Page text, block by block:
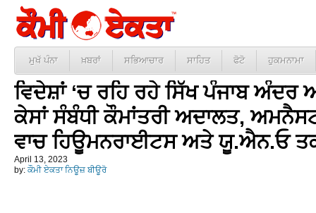
ਮੁਖੱ ਪੰਨਾ ਖ਼ਬਰਾਂ ਸਭਿਆਚਾਰ ਸਾਹਿਤ ਫੋਟੋ ਹੁਕਮਨਾਮਾ
ਵਿਦੇਸ਼ਾਂ ‘ਚ ਰਹਿ ਰਹੇ ਸਿੱਖ ਪੰਜਾਬ ਅੰਦਰ
ਕੇਸਾਂ ਸੰਬੰਧੀ ਕੌਮਾਂਤਰੀ ਅਦਾਲਤ,
ਵਾਚ ਹਿਊਮਨਰਾਈਟਸ ਅਤੇ ਯੂ.ਐਨ.ਓ
April 13, 2023
by: ਕੌਮੀ ਏਕਤਾ ਨਿਊਜ਼ ਬੀਊਰੋ